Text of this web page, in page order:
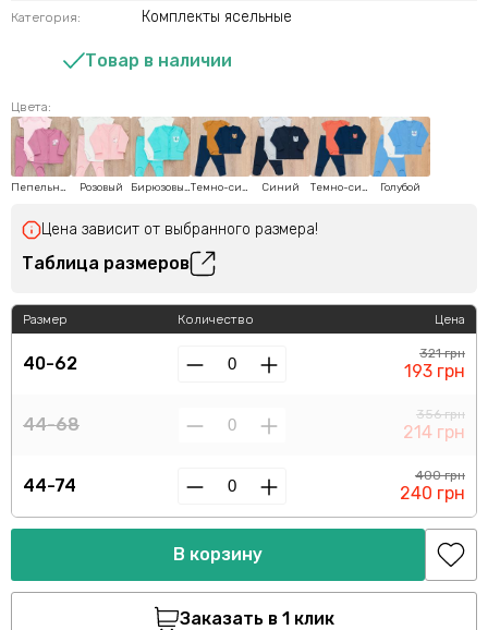
Категория: Комплекты ясельные
Товар в наличии
Цвета:
Пепельно-розовый Розовый Бирюзовый Темно-синий Синий Темно-синий Голубой
Цена зависит от выбранного размера!
Таблица размеров
Размер
40-62
44-68
44-74
Количество Цена
321 грн
193 грн
356 грн
214 грн
400 грн
240 грн
В корзину
Заказать в 1 клик